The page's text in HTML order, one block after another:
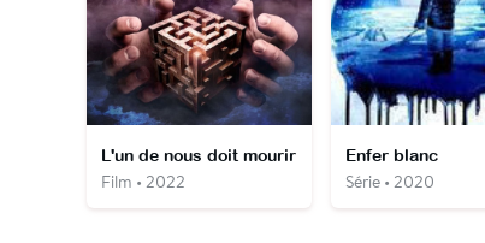
L'un de nous doit mourir
Film • 2022
Enfer blanc
Série • 2020